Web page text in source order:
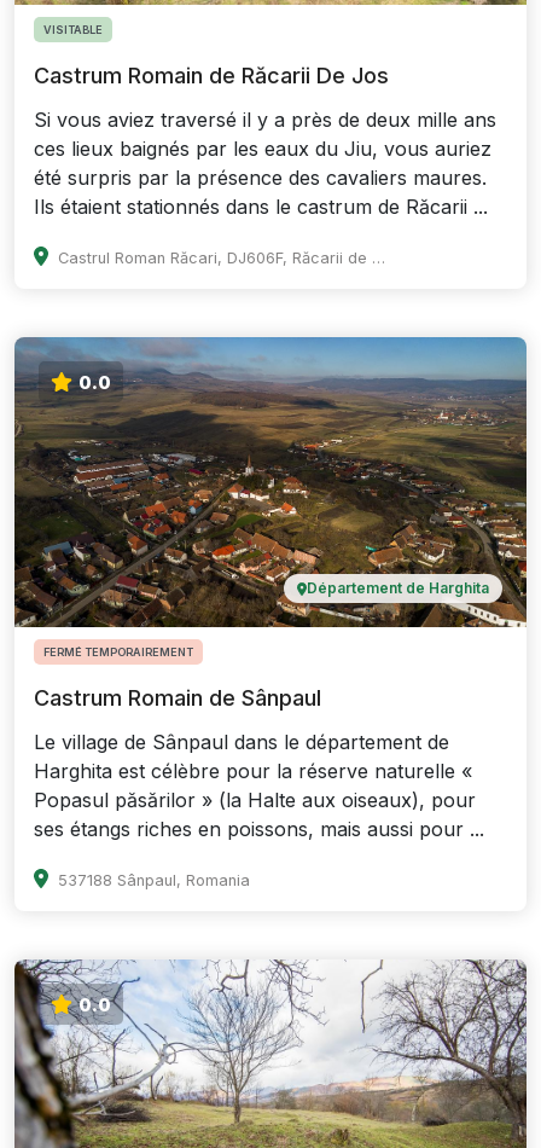
VISITABLE
Castrum Romain de Răcarii De Jos
Si vous aviez traversé il y a près de deux mille ans
ces lieux baignés par les eaux du Jiu, vous auriez
été surpris par la présence des cavaliers maures.
Ils étaient stationnés dans le castrum de Răcarii ...
Castrul Roman Răcari, DJ606F, Răcarii de Jos 207109, Romania
0.0
Département de Harghita
FERMÉ TEMPORAIREMENT
Castrum Romain de Sânpaul
Le village de Sânpaul dans le département de
Harghita est célèbre pour la réserve naturelle «
Popasul păsărilor » (la Halte aux oiseaux), pour
ses étangs riches en poissons, mais aussi pour ...
537188 Sânpaul, Romania
0.0